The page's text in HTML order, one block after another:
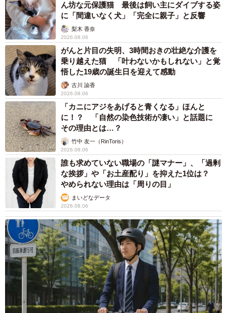
ん坊な元保護猫 最後は飼い主にダイブする姿
に「間違いなく犬」「完全に親子」と反響
梨木 香奈
2026.08.06
がんと片目の失明、3時間おきの壮絶な介護を
乗り越えた猫 「叶わないかもしれない」と覚
悟した19歳の誕生日を迎えて感動
古川 諭香
2026.08.06
「カニにアジをあげると青くなる」ほんと
に！？ 「自然の染色技術が凄い」と話題に
その理由とは…？
竹中 友一（RinToris）
2026.08.06
誰も求めていない職場の「謎マナー」、「過剰
な挨拶」や「お土産配り」を抑えた1位は？
やめられない理由は「周りの目」
まいどなデータ
2026.08.06